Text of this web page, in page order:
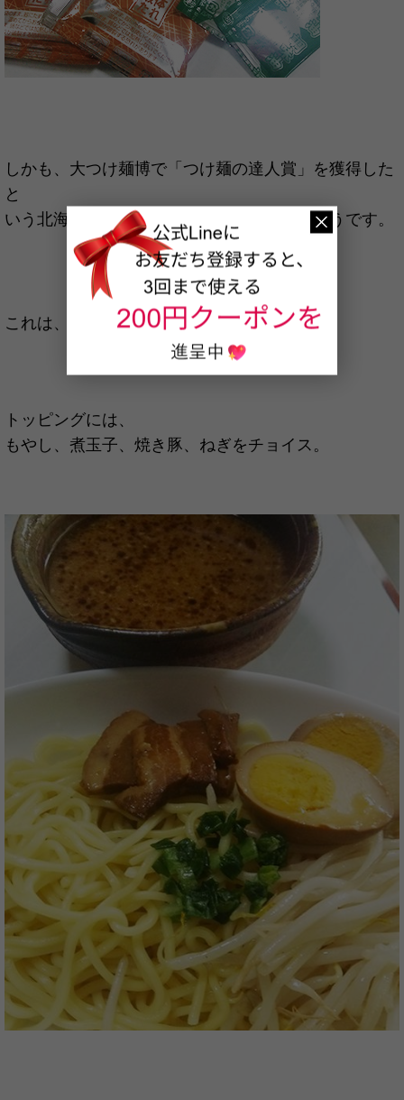
しかも、大つけ麺博で「つけ麺の達人賞」を獲得した
と
いう北海道『風来堂』さん監修のつけ麺だそうです。
これは、絶対美味しい！そう確信し、即購入。
トッピングには、
もやし、煮玉子、焼き豚、ねぎをチョイス。